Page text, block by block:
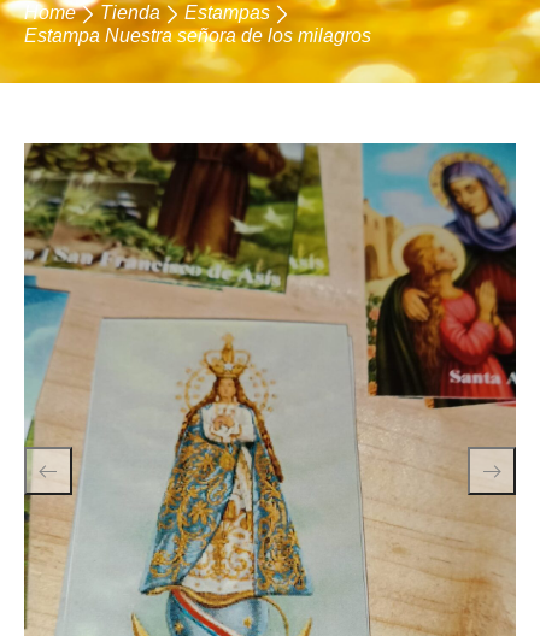
Home Tienda
Estampas
Estampa Nuestra señora de los milagros